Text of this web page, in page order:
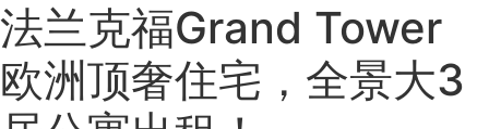
法兰克福Grand Tower
欧洲顶奢住宅，全景大3